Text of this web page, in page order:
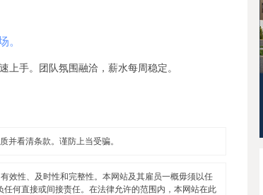
。
上手。团队氛围融洽，薪水每周稳定。
并看清条款。谨防上当受骗。
效性、及时性和完整性。本网站及其雇员一概毋须以任
何直接或间接责任。在法律允许的范围内，本网站在此